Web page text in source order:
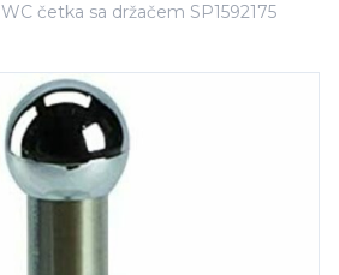
WC četka sa držačem SP1592175